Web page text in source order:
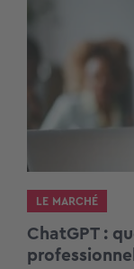
LE MARCHÉ
ChatGPT :